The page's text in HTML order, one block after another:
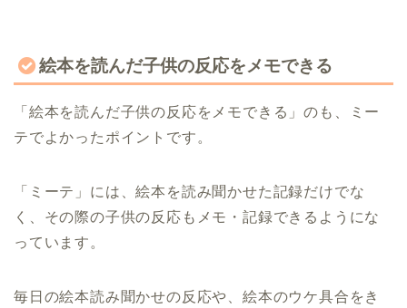
絵本を読んだ子供の反応をメモできる
「絵本を読んだ子供の反応をメモできる」のも、ミー
テでよかったポイントです。
「ミーテ」には、絵本を読み聞かせた記録だけでな
く、その際の子供の反応もメモ・記録できるようにな
っています。
毎日の絵本読み聞かせの反応や、絵本のウケ具合をき